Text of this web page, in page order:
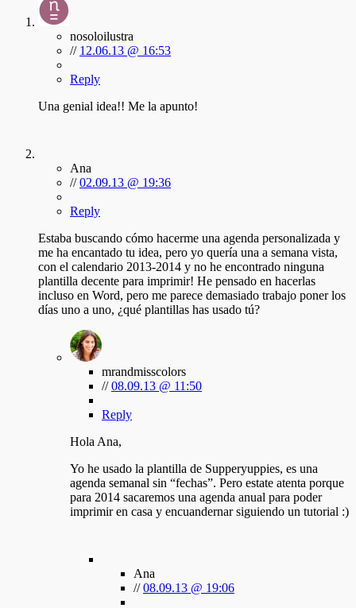
nosoloilustra
// 12.06.13 @ 16:53
Reply
Una genial idea!! Me la apunto!
Ana
//02.09.13 @ 19:36
Reply
Estaba buscando cómo hacerme una agenda personalizada y
me ha encantado tu idea, pero yo quería una a semana vista,
con el calendario 2013-2014 y no he encontrado ninguna
plantilla decente para imprimir! He pensado en hacerlas
incluso en Word, pero me parece demasiado trabajo poner los
días uno a uno, ¿qué plantillas has usado tú?
mrandmisscolors
//08.09.13 @ 11:50
Reply
Hola Ana,
Yo he usado la plantilla de Supperyuppies, es una
agenda semanal sin “fechas”. Pero estate atenta porque
para 2014 sacaremos una agenda anual para poder
imprimir en casa y encuandernar siguiendo un tutorial :)
Ana
//08.09.13 @ 19:06